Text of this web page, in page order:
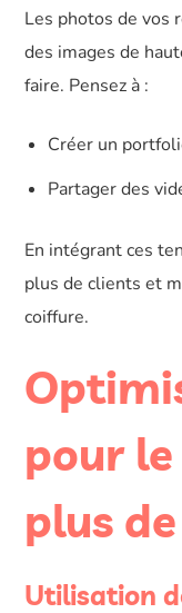
Les photos de vos
des images de
faire. Pensez à :
Créer un
Partager des
En intégrant ces
plus de clients et
coiffure.
pour le
plus
Utilisation